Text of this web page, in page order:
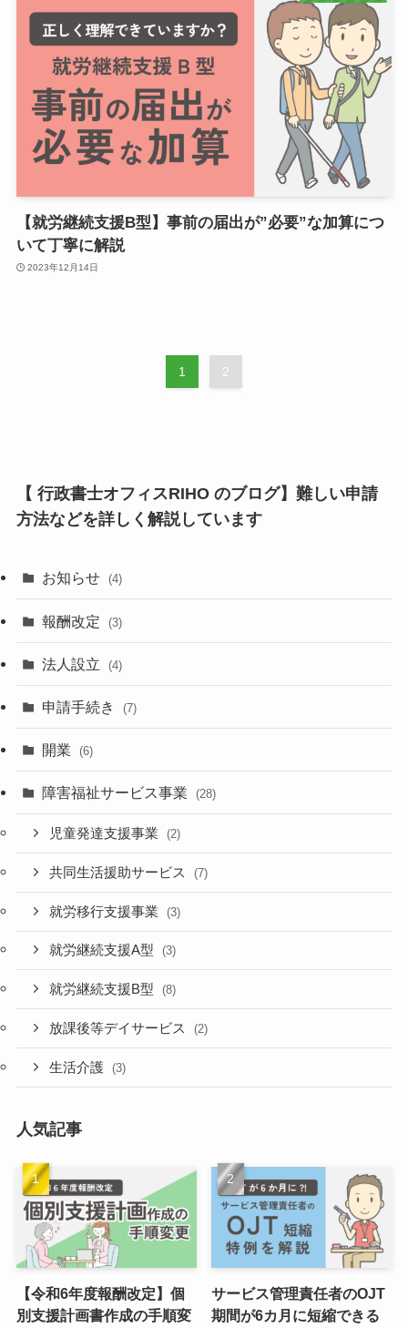
【就労継続支援B型】事前の届出が”必要”な加算につ
いて丁寧に解説
2023年12月14日
1 2
【 行政書士オフィスRIHO のブログ】難しい申請
方法などを詳しく解説しています
お知らせ (4)
報酬改定 (3)
法人設立 (4)
申請手続き (7)
開業 (6)
障害福祉サービス事業 (28)
児童発達支援事業 (2)
共同生活援助サービス (7)
就労移行支援事業 (3)
就労継続支援A型 (3)
就労継続支援B型 (8)
放課後等デイサービス (2)
生活介護 (3)
人気記事
【令和6年度報酬改定】個
別支援計画書作成の手順変
サービス管理責任者のOJT
期間が6カ月に短縮できる